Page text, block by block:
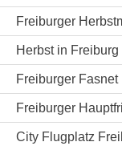
Freiburger
Herbst in Freiburg
Freiburger Fasnet
Freiburger
City Flugplatz